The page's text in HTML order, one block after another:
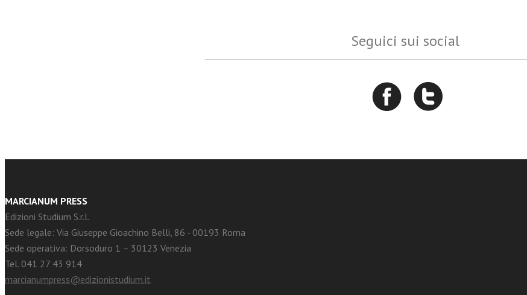
Seguici sui social
MARCIANUM PRESS
Edizioni Studium S.r.l.
Sede legale: Via Giuseppe Gioachino Belli, 86 - 00193 Roma
Sede operativa: Dorsoduro 1 – 30123 Venezia
Tel. 041 27 43 914
marcianumpress@edizionistudium.it